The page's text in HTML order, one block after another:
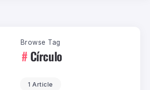
Browse Tag
Círculo
1 Article